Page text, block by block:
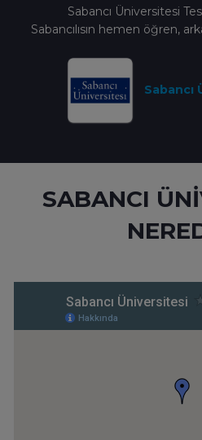
Sabancı Üniversitesi
Sabancılısın hemen öğren,
Sabancı
SABANCI